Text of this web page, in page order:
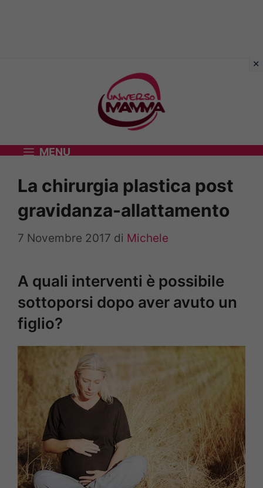
MENU
La chirurgia plastica post
gravidanza-allattamento
7 Novembre 2017 di Michele
A quali interventi è possibile
sottoporsi dopo aver avuto un
figlio?